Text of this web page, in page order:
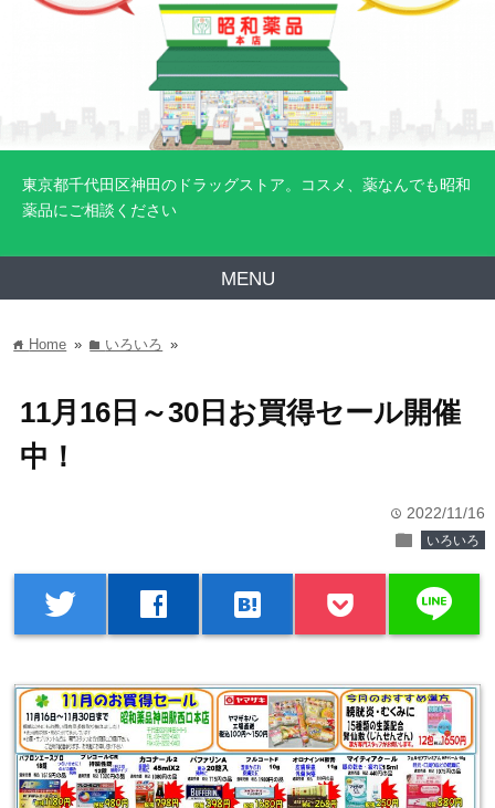
東京都千代田区神田のドラッグストア。コスメ、薬なんでも昭和
薬品にご相談ください
MENU
home Home » folder いろいろ »
11月16日～30日お買得セール開催
中！
time 2022/11/16
folder いろいろ
twitter facebook hatenabookmark line